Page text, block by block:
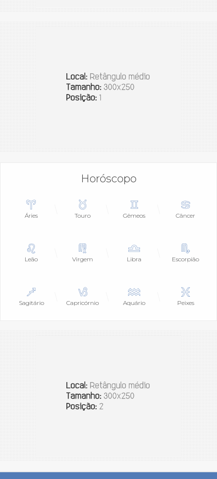
Horóscopo
Áries Touro Gêmeos Câncer
Leão Virgem Libra Escorpião
Sagitário Capricórnio Aquário Peixes